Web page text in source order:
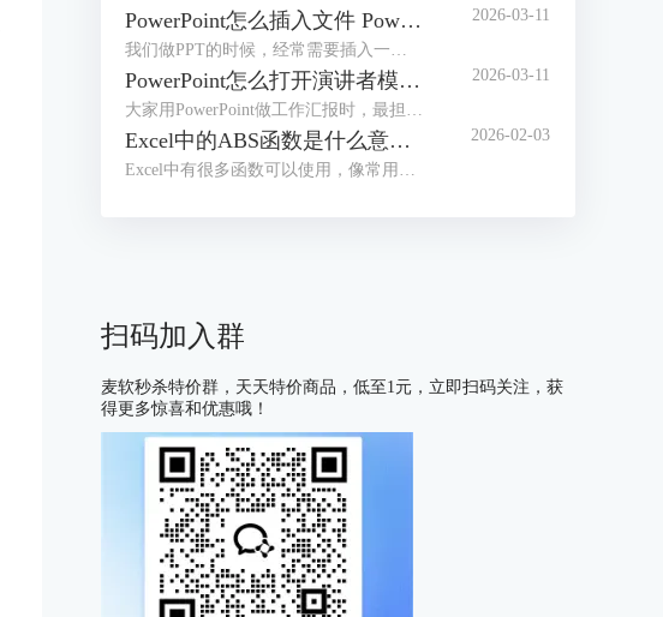
PowerPoint怎么插入文件 PowerPoint怎么插入思维导图
我们做PPT的时候，经常需要插入一些外部文件进去。插入之后文件会变成一个小图标嵌在幻灯片中，演示的时候点击一下图标，就能直接打开原文件了。不过还有好多小伙伴不知道怎么操作。别急，接下来我们就给大家讲讲PowerPoint怎么插入文件，PowerPoint怎么插入思维导图的实用技巧。
2026-03-11
PowerPoint怎么打开演讲者模式 PowerPoint怎么压缩PPT大小
大家用PowerPoint做工作汇报时，最担心的莫过于汇报到一半的时候忘词，或者搞不清当前页讲完该接哪一页内容了吧，其实这事情非常容易解决，可以设置演讲者模式，这样我们自己能看到备注和下一页预览，而观众那边只显示正常的放映画面。接下来我们就给大家介绍一下PowerPoint怎么打开演讲者模式，PowerPoint怎么压缩PPT大小的相关内容。
2026-03-11
Excel中的ABS函数是什么意思 Excel中的ABS函数怎么用
Excel中有很多函数可以使用，像常用的SUM求和函数、VLOOKUP查找函数、IF条件判断函数、ABS绝对值函数等，通过这些函数，可以有效帮我们提升数据处理和分析效率。接下来我们就以ABS函数为例，来为大家分享一下Excel中的ABS函数是什么意思，Excel中的ABS函数怎么用的相关内容，方法步骤非常简单，一起来学习下。
2026-02-03
扫码加入群
麦软秒杀特价群，天天特价商品，低至1元，立即扫码关注，获
得更多惊喜和优惠哦！